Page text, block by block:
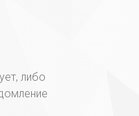
либо